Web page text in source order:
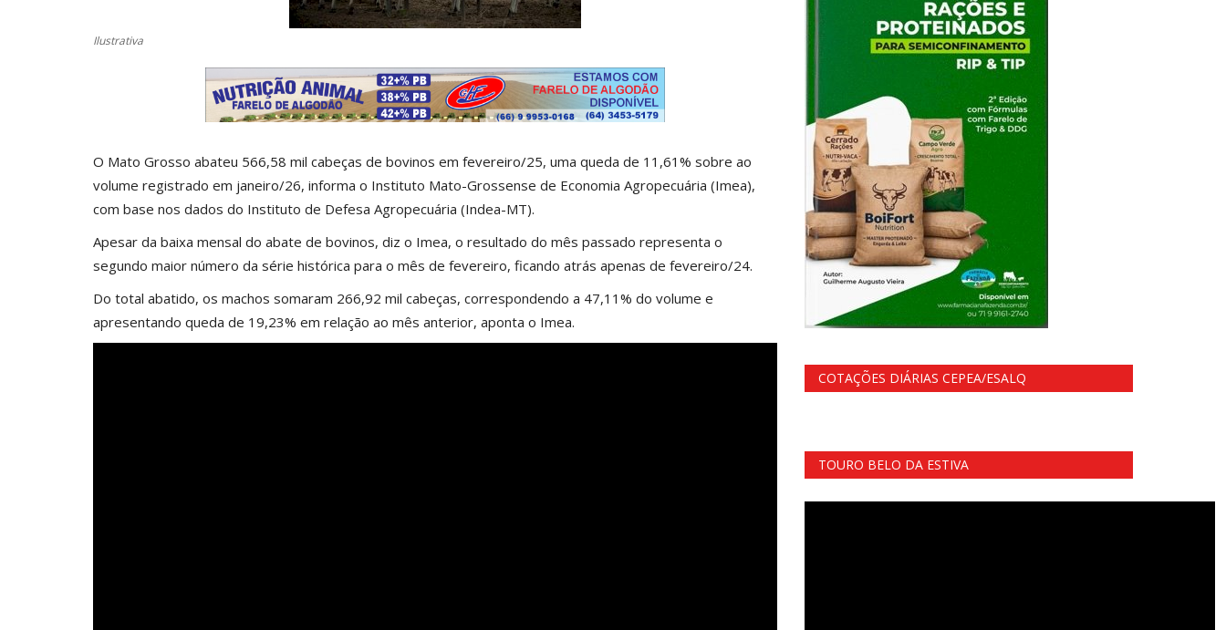
Ilustrativa
O Mato Grosso abateu 566,58 mil cabeças de bovinos em fevereiro/25, uma queda de 11,61% sobre ao
volume registrado em janeiro/26, informa o Instituto Mato-Grossense de Economia Agropecuária (Imea),
com base nos dados do Instituto de Defesa Agropecuária (Indea-MT).
Apesar da baixa mensal do abate de bovinos, diz o Imea, o resultado do mês passado representa o
segundo maior número da série histórica para o mês de fevereiro, ficando atrás apenas de fevereiro/24.
Do total abatido, os machos somaram 266,92 mil cabeças, correspondendo a 47,11% do volume e
apresentando queda de 19,23% em relação ao mês anterior, aponta o Imea.
COTAÇÕES DIÁRIAS CEPEA/ESALQ
TOURO BELO DA ESTIVA